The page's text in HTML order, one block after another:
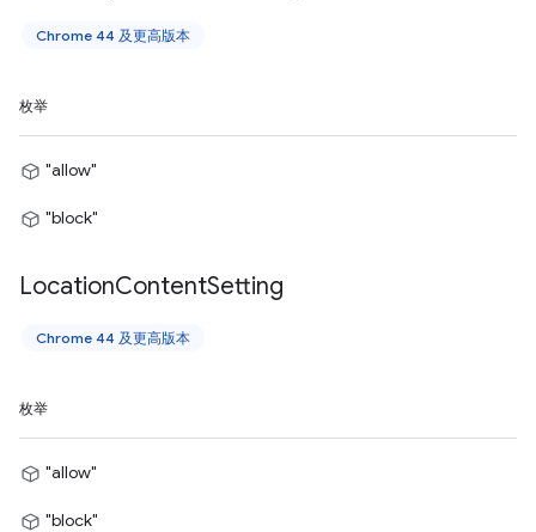
Chrome 44 及更高版本
枚举
"allow"
"block"
LocationContentSetting
Chrome 44 及更高版本
枚举
"allow"
"block"